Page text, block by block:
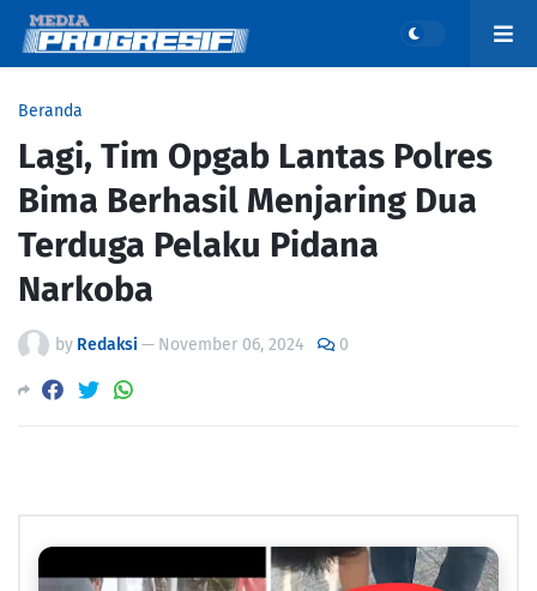
Beranda
Lagi, Tim Opgab Lantas Polres
Bima Berhasil Menjaring Dua
Terduga Pelaku Pidana
Narkoba
by Redaksi — November 06, 2024 0